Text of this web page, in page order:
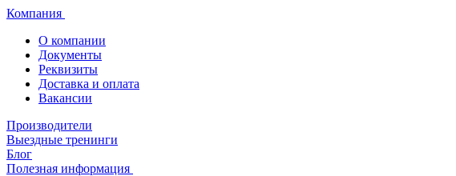
Компания
О компании
Документы
Реквизиты
Доставка и оплата
Вакансии
Производители
Выездные тренинги
Блог
Полезная информация